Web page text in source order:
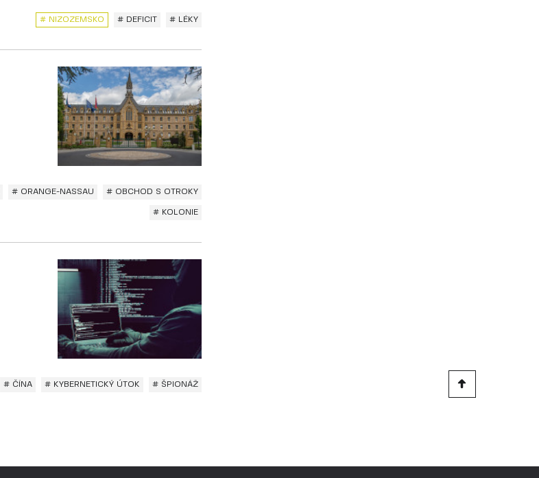
# NIZOZEMSKO # DEFICIT # LÉKY
# ORANGE-NASSAU # OBCHOD S OTROKY
# KOLONIE
# ČÍNA # KYBERNETICKÝ ÚTOK # ŠPIONÁŽ